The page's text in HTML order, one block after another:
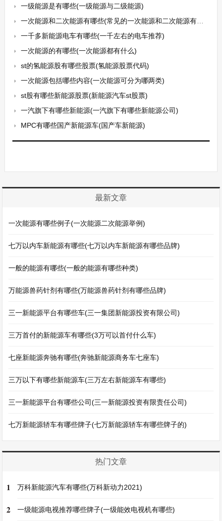
一级能源是有哪些(一级能源与二级能源)
一次能源和二次能源有哪些(常见的一次能源和二次能源有哪些)
一千多新能源电车有哪些(一千左右的电车推荐)
一次能源的有哪些(一次能源都有什么)
st的氢能源股有哪些股票(氢能源股票代码)
一次能源包括哪些内容(一次能源可分为哪两类)
st股有哪些新能源股票(新能源汽车st股票)
一汽旗下有哪些新能源(一汽旗下有哪些新能源公司)
MPC有哪些国产新能源车(国产车新能源)
最新文章
一次能源有哪些例子(一次能源二次能源举例)
七万以内车新能源有哪些(七万以内车新能源有哪些品牌)
一般的能源有哪些(一般的能源有哪些种类)
万能源兽药针剂有哪些(万能源兽药针剂有哪些品牌)
三一新能源平台有哪些车(三一集团新能源投资有限公司)
三万首付的新能源车有哪些(3万可以首付什么车)
七座新能源奔驰有哪些(奔驰新能源商务车七座车)
三万以下有哪些新能源车(三万左右新能源车有哪些)
三一新能源平台有哪些公司(三一新能源投资有限责任公司)
七万新能源轿车有哪些牌子(七万新能源轿车有哪些牌子的)
热门文章
1 万科新能源汽车有哪些(万科新动力2021)
2 一级能源电视推荐哪些牌子(一级能效电视机有哪些)